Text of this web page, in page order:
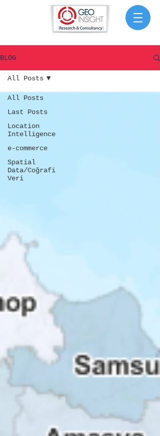
BLOG
All Posts
Last Posts
Location
Intelligence
e-commerce
Spatial
Data/Coğrafi
Veri
All Posts